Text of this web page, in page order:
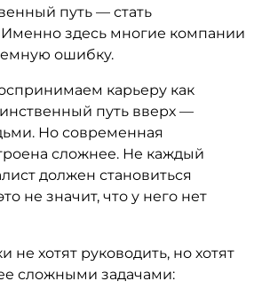
путь — стать
здесь многие компании
ошибку.
карьеру как
путь вверх —
Но современная
сложнее. Не каждый
должен становиться
не значит, что у него нет
не хотят руководить, но хотят
сложными задачами: